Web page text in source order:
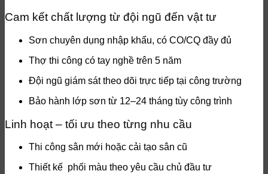
Cam kết chất lượng từ đội ngũ đến vật tư
Sơn chuyên dụng nhập khẩu, có CO/CQ đầy đủ
Thợ thi công có tay nghề trên 5 năm
Đội ngũ giám sát theo dõi trực tiếp tại công trường
Bảo hành lớp sơn từ 12–24 tháng tùy công trình
Linh hoạt – tối ưu theo từng nhu cầu
Thi công sân mới hoặc cải tạo sân cũ
Thiết kế phối màu theo yêu cầu chủ đầu tư